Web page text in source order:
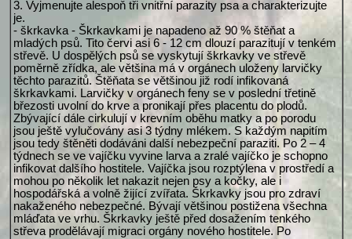
3. Vyjmenujte alespoň tři vnitřní parazity psa a charakterizujte
je.
- škrkavka - Škrkavkami je napadeno až 90 % štěňat a
mladých psů. Tito červi asi 6 - 12 cm dlouzí parazitují v tenkém
střevě. U dospělých psů se vyskytují škrkavky ve střevě
poměrně zřídka, ale většina má v orgánech uloženy larvičky
těchto parazitů. Štěňata se většinou již rodí infikovaná
škrkavkami. Larvičky v orgánech feny se v poslední třetině
březosti uvolní do krve a pronikají přes placentu do plodů.
Zbývající dále cirkulují v krevním oběhu matky a po porodu
jsou ještě vylučovány asi 3 týdny mlékem. S každým napitím
jsou tedy štěněti dodáváni další nebezpeční paraziti. Po 2 – 4
týdnech se ve vajíčku vyvine larva a zralé vajíčko je schopno
infikovat dalšího hostitele. Vajíčka jsou rozptýlena v prostředí a
mohou po několik let nakazit nejen psy a kočky, ale i
hospodářská a volně žijící zvířata. Škrkavky jsou pro zdraví
nakaženého nebezpečné. Bývají většinou postižena všechna
mláďata ve vrhu. Škrkavky ještě před dosažením tenkého
střeva prodělávají migraci orgány nového hostitele. Po